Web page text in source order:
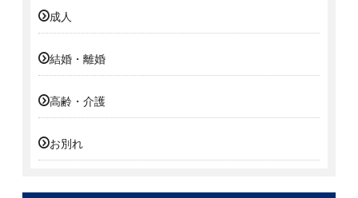
成人
結婚・離婚
高齢・介護
お別れ